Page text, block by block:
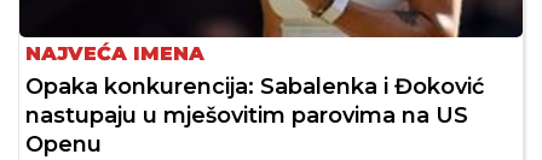
NAJVEĆA IMENA
Opaka konkurencija: Sabalenka i Đoković
nastupaju u mješovitim parovima na US
Openu